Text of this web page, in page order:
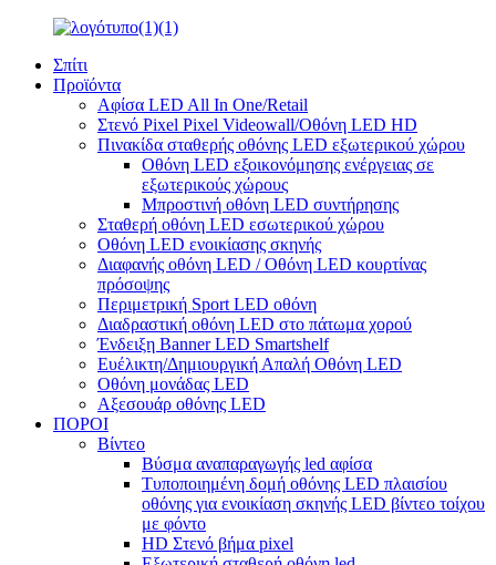
Σπίτι
Προϊόντα
Αφίσα LED All In One/Retail
Στενό Pixel Pixel Videowall/Οθόνη LED HD
Πινακίδα σταθερής οθόνης LED εξωτερικού χώρου
Οθόνη LED εξοικονόμησης ενέργειας σε
εξωτερικούς χώρους
Μπροστινή οθόνη LED συντήρησης
Σταθερή οθόνη LED εσωτερικού χώρου
Οθόνη LED ενοικίασης σκηνής
Διαφανής οθόνη LED / Οθόνη LED κουρτίνας
πρόσοψης
Περιμετρική Sport LED οθόνη
Διαδραστική οθόνη LED στο πάτωμα χορού
Ένδειξη Banner LED Smartshelf
Ευέλικτη/Δημιουργική Απαλή Οθόνη LED
Οθόνη μονάδας LED
Αξεσουάρ οθόνης LED
ΠΟΡΟΙ
Βίντεο
Βύσμα αναπαραγωγής led αφίσα
Τυποποιημένη δομή οθόνης LED πλαισίου
οθόνης για ενοικίαση σκηνής LED βίντεο τοίχου
με φόντο
HD Στενό βήμα pixel